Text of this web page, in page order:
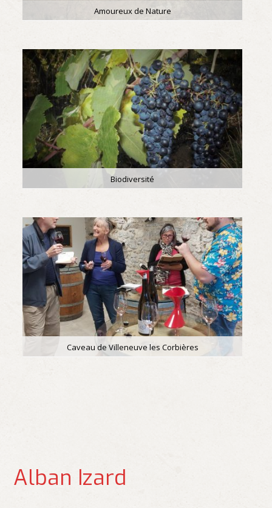
Amoureux de Nature
Biodiversité
Caveau de Villeneuve les Corbières
Alban Izard